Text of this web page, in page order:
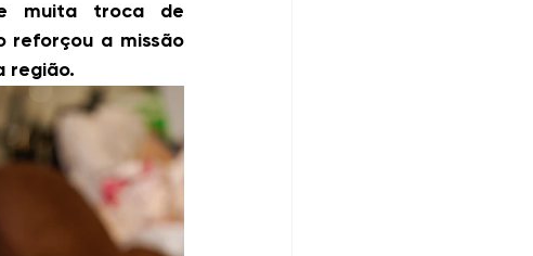
e muita troca de
reforçou a missão
região.